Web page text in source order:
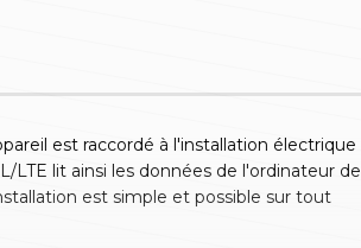
est raccordé à l'installation électrique
LTE lit ainsi les données de l'ordinateur de
est simple et possible sur tout